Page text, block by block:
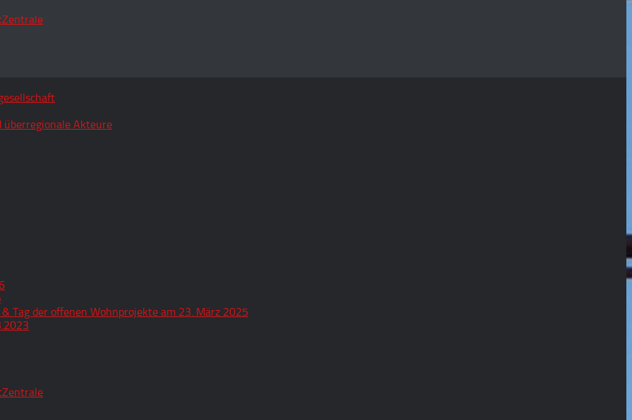
überregionale Akteure
Tag der offenen Wohnprojekte am 23. März 2025